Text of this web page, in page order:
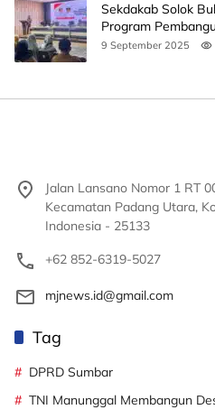
Sekdakab Solok
Program
Pendidikan
9 September 2025
Jalan Lansano Nomor 1 RT
Kecamatan Padang Utara,
Indonesia - 25133
+62 852-6319-5027
mjnews.id@gmail.com
Tag
DPRD Sumbar
TNI Manunggal Membangun